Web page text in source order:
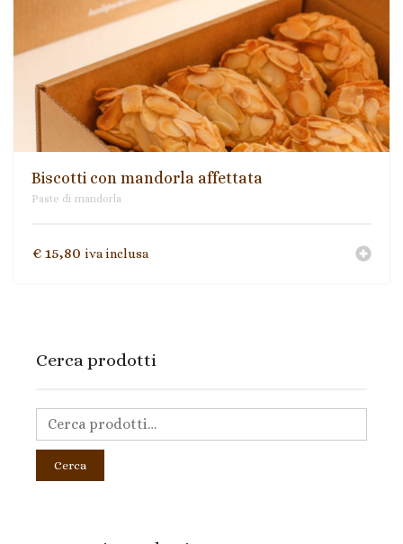
Biscotti con mandorla affettata
Paste di mandorla
€ 15,80 iva inclusa
Cerca prodotti
Cerca